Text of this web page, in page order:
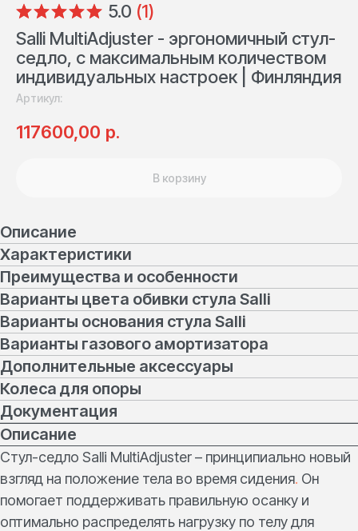
5.0 (1)
Salli MultiAdjuster - эргономичный стул-
седло, с максимальным количеством
индивидуальных настроек | Финляндия
Артикул:
117600,00 р.
В корзину
Описание
Характеристики
Преимущества и особенности
Варианты цвета обивки стула Salli
Варианты основания стула Salli
Варианты газового амортизатора
Дополнительные аксессуары
Колеса для опоры
Документация
Описание
Стул-седло Salli MultiAdjuster – принципиально новый
взгляд на положение тела во время сидения. Он
помогает поддерживать правильную осанку и
оптимально распределять нагрузку по телу для